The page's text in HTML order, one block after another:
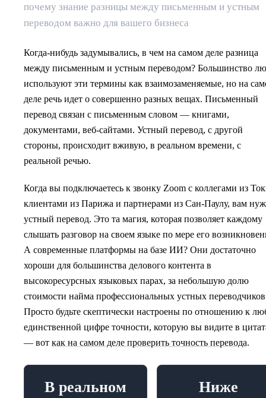
почему знание разницы между письменным и устным
переводом важно для вашего бизнеса
Когда-нибудь задумывались, в чем на самом деле разница
между письменным и устным переводом? Большинство
используют эти термины как взаимозаменяемые, но на
деле речь идет о совершенно разных вещах. Письменный
перевод связан с письменным словом — книгами,
документами, веб-сайтами. Устный перевод, с другой
стороны, происходит вживую, в реальном времени, с
реальной речью.
Когда вы подключаетесь к звонку Zoom с коллегами из
клиентами из Парижа и партнерами из Сан-Паулу, вам
устный перевод. Это та магия, которая позволяет каждому
слышать разговор на своем языке по мере его
А современные платформы на базе ИИ? Они достаточно
хороши для большинства делового контента в
высокоресурсных языковых парах, за небольшую долю
стоимости найма профессиональных устных
Просто будьте скептически настроены по отношению к
единственной цифре точности, которую вы видите в
— вот как на самом деле проверить точность перевода.
В реальном
Ниже